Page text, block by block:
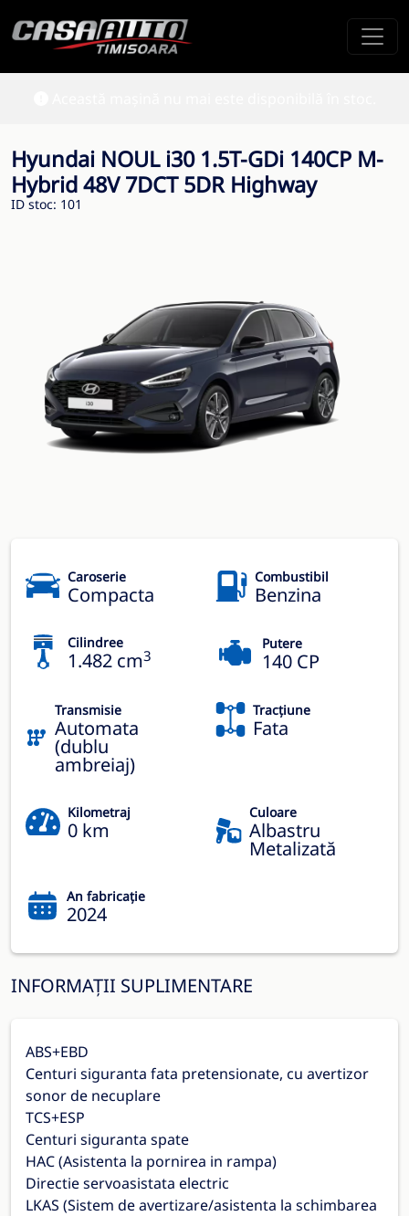
Hyundai NOUL i30 1.5T-GDi 140CP M-
Hybrid 48V 7DCT 5DR Highway
ID stoc: 101
Caroserie
Compacta
Combustibil
Benzina
Cilindree
1.482 cm3
Putere
140 CP
Transmisie
Automata
(dublu
ambreiaj)
Tracțiune
Fata
Kilometraj
0 km
Culoare
Albastru
Metalizată
An fabricație
2024
INFORMAȚII SUPLIMENTARE
ABS+EBD
Centuri siguranta fata pretensionate, cu avertizor
sonor de necuplare
TCS+ESP
Centuri siguranta spate
HAC (Asistenta la pornirea in rampa)
Directie servoasistata electric
LKAS (Sistem de avertizare/asistenta la schimbarea